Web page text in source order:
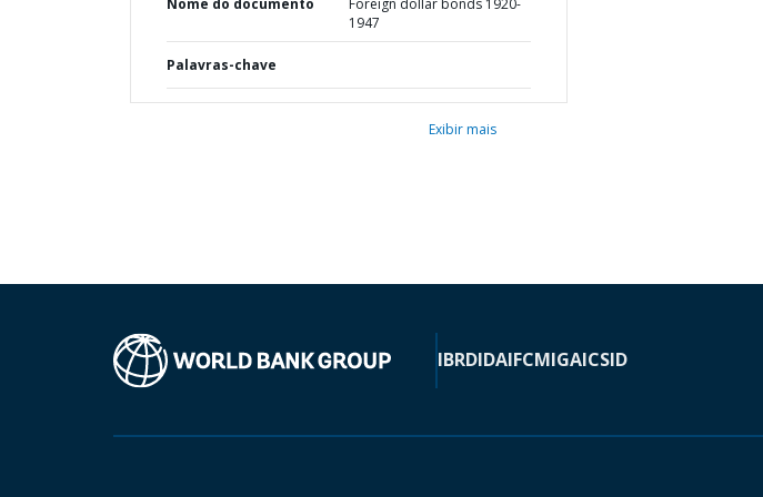
Nome do documento
Foreign dollar bonds 1920-
1947
Palavras-chave
Exibir mais
IBRDIDAIFCMIGAICSID